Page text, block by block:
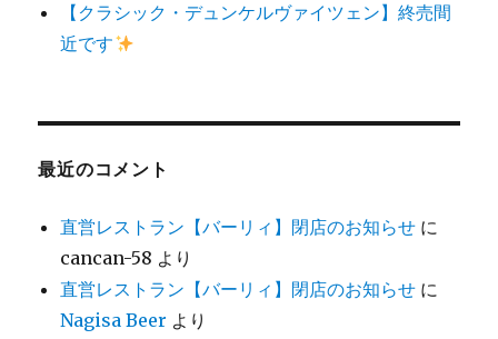
【クラシック・デュンケルヴァイツェン】終売間
近です
最近のコメント
直営レストラン【バーリィ】閉店のお知らせ に
cancan-58 より
直営レストラン【バーリィ】閉店のお知らせ に
Nagisa Beer より